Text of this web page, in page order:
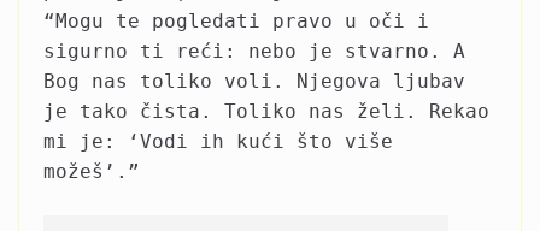
“Mogu te pogledati pravo u oči i
sigurno ti reći: nebo je stvarno. A
Bog nas toliko voli. Njegova ljubav
je tako čista. Toliko nas želi. Rekao
mi je: ‘Vodi ih kući što više
možeš’.”